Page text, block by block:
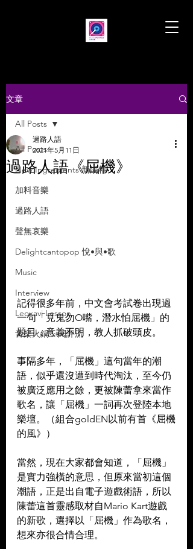
文章
All Posts
New Ingredients 新湯料
加料音樂
過路人語
聲無哀樂
Delightcantopop 悅•與•歌
Music
Interview
Leoxavi Lesson
音樂火鍋 x 閱評流
All Posts
過路人語《屈機》
過路人語
2021年5月11日
記得很多年前，中文會考試卷出現過
一句「見鬼勿O嘴，潛水怕屈機」的
題目，意義不明，教人抓破頭皮。
事隔多年，「屈機」這句當年的潮
語，似乎還沒遭到時代淘汰，至今仍
被廣泛應用之餘，更被陳蕾拿來當作
歌名，讓「屈機」一詞再次登陸本地
樂壇。（組合goldEN以前有首《屈機
的風》）
當然，現在大家都會知道，「屈機」
是實力強橫的意思，但原來當初這個
潮語，正是出自電子遊戲術語，所以
陳蕾這首靈感取材自Mario Kart遊戲
的新歌，選擇以「屈機」作為歌名，
想來亦很合情合理。